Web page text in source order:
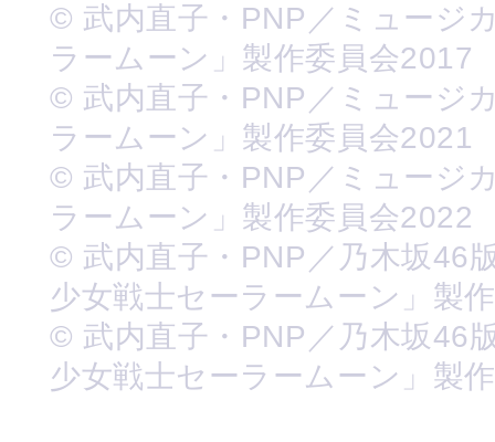
© 武内直子・PNP／ミュージ
ラームーン」製作委員会2017
© 武内直子・PNP／ミュージ
ラームーン」製作委員会2021
© 武内直子・PNP／ミュージ
ラームーン」製作委員会2022
© 武内直子・PNP／乃木坂46
少女戦士セーラームーン」製
© 武内直子・PNP／乃木坂46
少女戦士セーラームーン」製